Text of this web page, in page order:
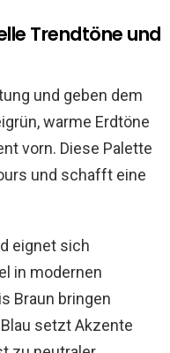
Trendtöne und
und geben dem
warme Erdtöne
vorn. Diese Palette
und schafft eine
eignet sich
in modernen
Braun bringen
setzt Akzente